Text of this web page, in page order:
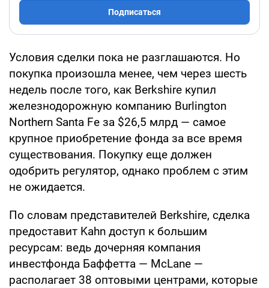
Подписаться
Условия сделки пока не разглашаются. Но
покупка произошла менее, чем через шесть
недель после того, как Berkshire купил
железнодорожную компанию Burlington
Northern Santa Fe за $26,5 млрд — самое
крупное приобретение фонда за все время
существования. Покупку еще должен
одобрить регулятор, однако проблем с этим
не ожидается.
По словам представителей Berkshire, сделка
предоставит Kahn доступ к большим
ресурсам: ведь дочерняя компания
инвестфонда Баффетта — McLane —
располагает 38 оптовыми центрами, которые